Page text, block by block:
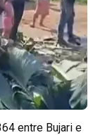
entre Bujari e